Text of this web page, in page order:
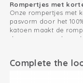
Rompertjes met
Onze rompertjes met
pasvorm door het
katoen maakt de
de romper goed
handige overslag met
Oeko-Tex
Complete the